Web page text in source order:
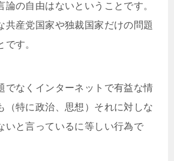
論の自由はないということです。
共産党国家や独裁国家だけの問題
す。
でなくインターネットで有益な情
（特に政治、思想）それに対しな
いと言っているに等しい行為で